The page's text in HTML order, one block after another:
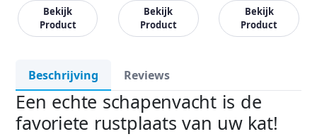
Bekijk
Product
Bekijk
Product
Bekijk
Product
Beschrijving Reviews
Een echte schapenvacht is de
favoriete rustplaats van uw kat!